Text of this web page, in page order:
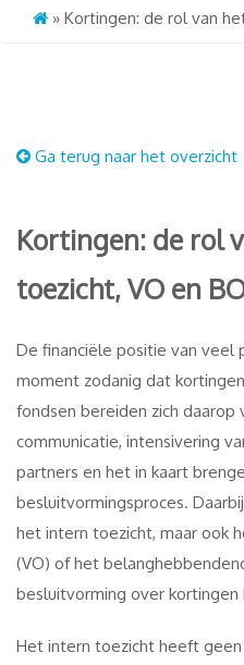
» Kortingen: de rol van
Ga terug naar het overzicht
Kortingen: de rol
toezicht, VO en
De financiële positie van veel
moment zodanig dat
fondsen bereiden zich
communicatie, intensivering
partners en het in kaart
besluitvormingsproces.
het intern toezicht, maar ook
(VO) of het
besluitvorming over
Het intern toezicht heeft